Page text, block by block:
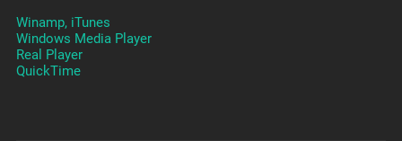
Winamp, iTunes
Windows Media Player
Real Player
QuickTime